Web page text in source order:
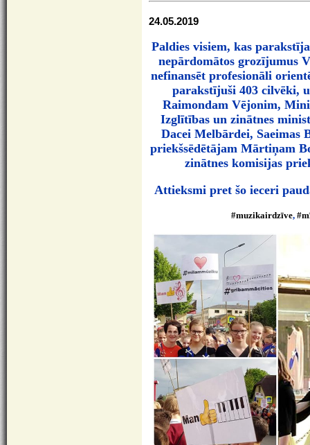
24.05.2019
Paldies visiem, kas
nepārdomātos grozījumus
nefinansēt profesionāli
parakstījuši 403 cilvēki,
Raimondam Vējonim,
Izglītības un zinātnes
Dacei Melbārdei, Saeimas
priekšsēdētājam Mārtiņam
zinātnes komisijas
Attieksmi pret šo ieceri
#muzikairdzīve, #